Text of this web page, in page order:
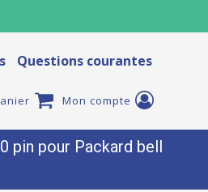
Questions courantes
Mon compte
pin pour Packard bell